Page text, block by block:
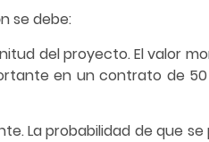
se debe:
del proyecto. El valor
en un contrato de 50
La probabilidad de que